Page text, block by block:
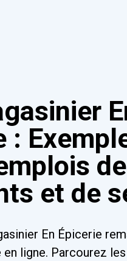
:
de
et de
En Épicerie
ligne. Parcourez